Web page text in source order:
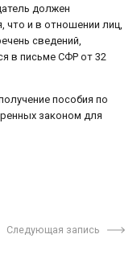
должен
что и в отношении лиц,
сведений,
в письме СФР от 32
пособия по
законом для
Следующая запись